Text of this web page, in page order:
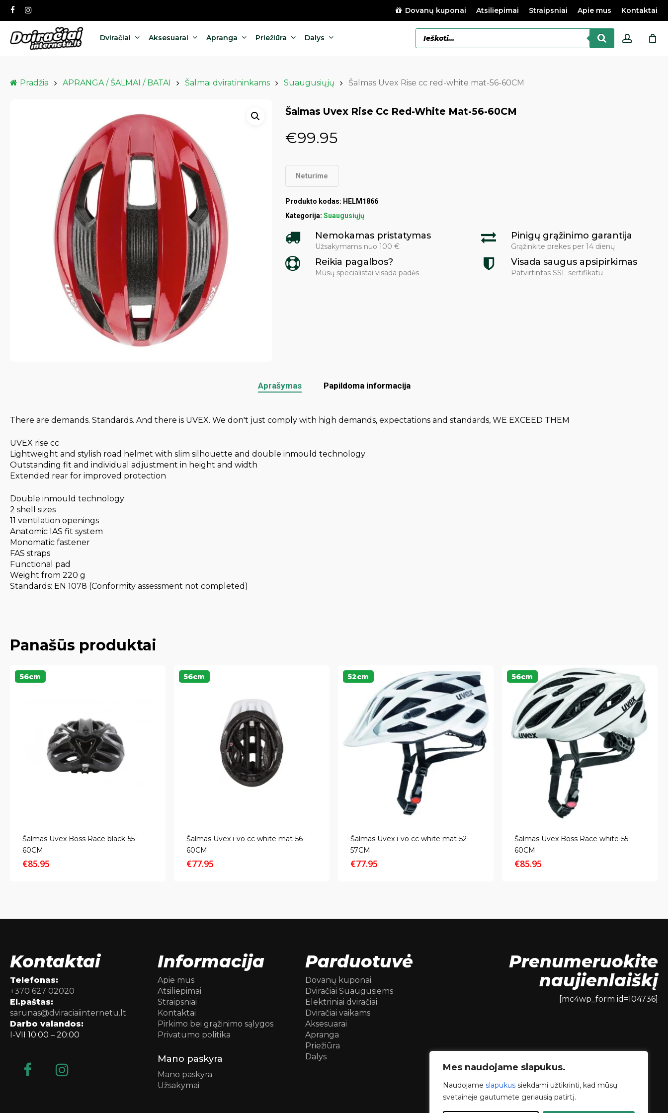
Mes naudojame slapukus.
Naudojame slapukus siekdami užtikrinti, kad mūsų
svetainėje gautumėte geriausią patirtį.
Skip
content
facebookinstagram Dovanų kuponai Atsiliepimai Straipsniai Apie mus Kontaktai
Dviračiai Aksesuarai Apranga Priežiūra Dalys
Products
search
Pradžia APRANGA / ŠALMAI / BATAI Šalmai dviratininkams Suaugusiųjų Šalmas Uvex Rise cc red-white mat-56-60CM
Šalmas Uvex Rise Cc Red-White Mat-56-60CM
€99.95
Neturime
Produkto kodas: HELM1866
Kategorija:Suaugusiųjų
Nemokamas pristatymas
Užsakymams nuo 100 €
Pinigų grąžinimo garantija
Grąžinkite prekes per 14 dienų
Reikia pagalbos?
Mūsų specialistai visada padės
Visada saugus apsipirkimas
Patvirtintas SSL sertifikatu
Aprašymas Papildoma informacija
There are demands. Standards. And there is UVEX. We don't just comply with high demands, expectations and standards, WE EXCEED THEM
UVEX rise cc
Lightweight and stylish road helmet with slim silhouette and double inmould technology
Outstanding fit and individual adjustment in height and width
Extended rear for improved protection
Double inmould technology
2 shell sizes
11 ventilation openings
Anatomic IAS fit system
Monomatic fastener
FAS straps
Functional pad
Weight from 220 g
Standards: EN 1078 (Conformity assessment not completed)
Panašūs produktai
Šalmas Uvex Boss Race black-55-
60CM
€85.95
56cm
Šalmas Uvex i-vo cc white mat-56-
60CM
€77.95
56cm
Šalmas Uvex i-vo cc white mat-52-
57CM
€77.95
52cm
Šalmas Uvex Boss Race white-55-
60CM
€85.95
56cm
Kontaktai
Telefonas:
+370 627 02020
El.paštas:
sarunas@dviraciaiinternetu.lt
Darbo valandos:
I-VII 10:00 – 20:00
Informacija
Apie mus
Atsiliepimai
Straipsniai
Kontaktai
Pirkimo bei grąžinimo sąlygos
Privatumo politika
Mano paskyra
Mano paskyra
Užsakymai
Parduotuvė
Dovanų kuponai
Dviračiai Suaugusiems
Elektriniai dviračiai
Dviračiai vaikams
Aksesuarai
Apranga
Priežiūra
Dalys
Prenumeruokite
naujienlaiškį
[mc4wp_form id=104736]